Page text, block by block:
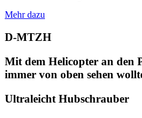
Mehr dazu
D-MTZH
Mit dem Helicopter an den
immer von oben sehen
Ultraleicht Hubschrauber